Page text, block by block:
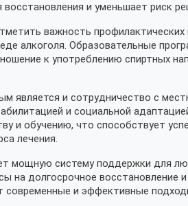
и уменьшает риск
важность
алкоголя. Образовательные
к употреблению спиртных
является и сотрудничество с
и социальной
и обучению, что способствует
лечения.
мощную систему поддержки для
на долгосрочное восстановление
современные и эффективные